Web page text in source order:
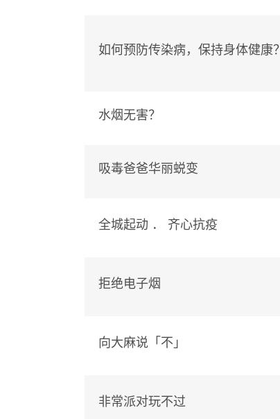
如何预防传染病， 保持身体健康？
水烟无害？
吸毒爸爸华丽蜕变
全城起动 ． 齐心抗疫
拒绝电子烟
向大麻说「不」
非常派对玩不过